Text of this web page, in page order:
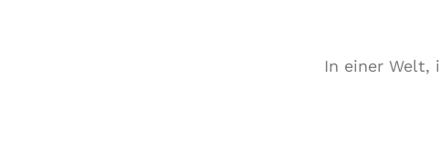
In einer Welt,